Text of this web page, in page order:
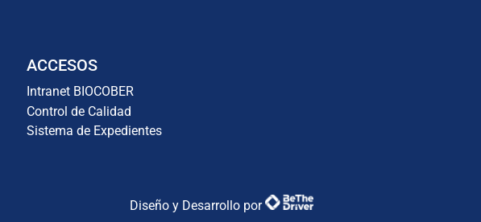
ACCESOS
Intranet BIOCOBER
Control de Calidad
Sistema de Expedientes
Diseño y Desarrollo por